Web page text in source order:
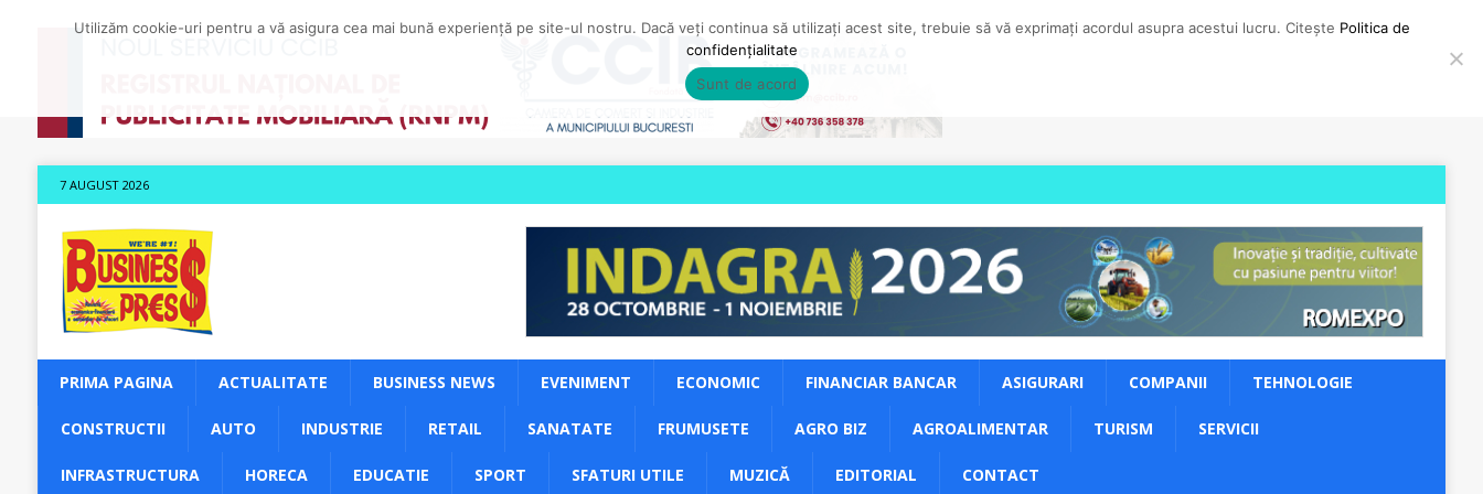
7 AUGUST 2026
PRIMA PAGINA ACTUALITATE BUSINESS NEWS EVENIMENT ECONOMIC FINANCIAR BANCAR ASIGURARI COMPANII TEHNOLOGIE
CONSTRUCTII AUTO INDUSTRIE RETAIL SANATATE FRUMUSETE AGRO BIZ AGROALIMENTAR TURISM SERVICII
INFRASTRUCTURA HORECA EDUCATIE SPORT SFATURI UTILE MUZICĂ EDITORIAL CONTACT
Utilizăm cookie-uri pentru a vă asigura cea mai bună experiență pe site-ul nostru. Dacă veți continua să utilizați acest site, trebuie să vă exprimați acordul asupra acestui lucru. Citește Politica de
confidențialitate
Sunt de acord